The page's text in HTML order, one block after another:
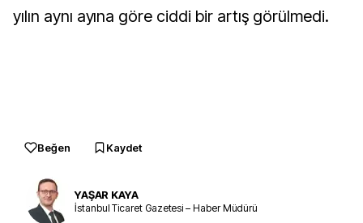
yılın aynı ayına göre ciddi bir artış görülmedi.
Beğen Kaydet
YAŞAR KAYA
İstanbul Ticaret Gazetesi – Haber Müdürü